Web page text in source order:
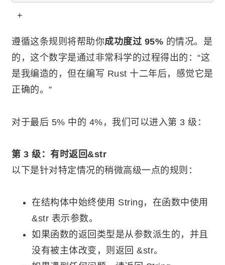
+
遵循这条规则将帮助你成功度过 95% 的情况。是
的，这个数字是通过非常科学的过程得出的：“这
是我编造的，但在编写 Rust 十二年后，感觉它是
正确的。”
对于最后 5% 中的 4%，我们可以进入第 3 级：
第 3 级：有时返回&str
以下是针对特定情况的稍微高级一点的规则：
在结构体中始终使用 String，在函数中使用
&str 表示参数。
如果函数的返回类型是从参数派生的，并且
没有被主体改变，则返回 &str。